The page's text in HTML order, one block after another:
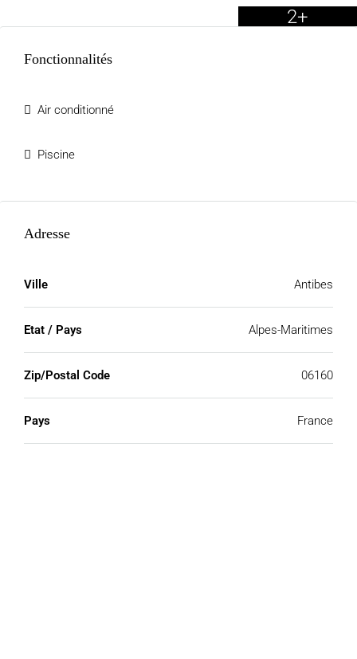
2+
Fonctionnalités
Air conditionné
Piscine
Adresse
Ville Antibes
Etat / Pays Alpes-Maritimes
Zip/Postal Code 06160
Pays France